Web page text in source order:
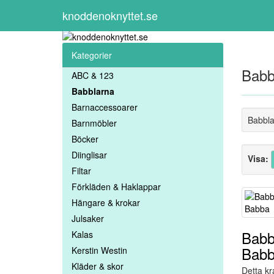
knoddenoknyttet.se
Visa:
Detta
Kategorier
ABC & 123
Babblarna
Barnaccessoarer
Barnmöbler
Böcker
Diinglisar
Filtar
Förkläden & Haklappar
Hängare & krokar
Julsaker
Kalas
Kerstin Westin
Kläder & skor